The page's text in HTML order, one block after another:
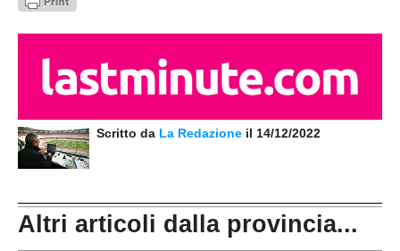
Scritto da La Redazione il 14/12/2022
Altri articoli dalla provincia...